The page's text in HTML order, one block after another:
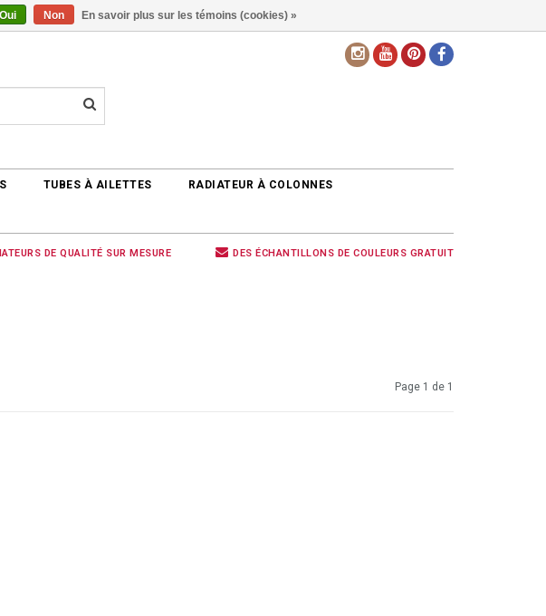
TUBES À AILETTES RADIATEUR À COLONNES
DE QUALITÉ SUR MESURE DES ÉCHANTILLONS DE COULEURS GRATUIT
Page 1 de 1
Oui Non En savoir plus sur les témoins (cookies) »